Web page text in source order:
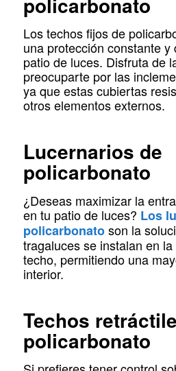
Los techos fijos de
una protección constante y
patio de luces. Disfruta de
preocuparte por las
ya que estas cubiertas
otros elementos externos.
Lucernarios de
policarbonato
¿Deseas maximizar la
en tu patio de luces? Los
policarbonatoson la
tragaluces se instalan en
techo, permitiendo una
interior.
Techos
policarbonato